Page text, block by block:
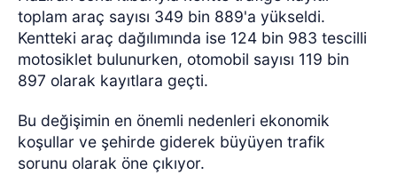
toplam araç sayısı 349 bin 889'a yükseldi.
Kentteki araç dağılımında ise 124 bin 983 tescilli
motosiklet bulunurken, otomobil sayısı 119 bin
897 olarak kayıtlara geçti.
Bu değişimin en önemli nedenleri ekonomik
koşullar ve şehirde giderek büyüyen trafik
sorunu olarak öne çıkıyor.